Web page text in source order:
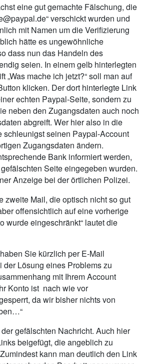
eine gut gemachte Fälschung, die
“ verschickt wurden und
mit Namen um die Verifizierung
hätte es ungewöhnliche
dass nun das Handeln des
seien. In einem gelb hinterlegten
„Was mache ich jetzt?“ soll man auf
klicken. Der dort hinterlegte Link
echten Paypal-Seite, sondern zu
neben den Zugangsdaten auch noch
abgreift. Wer hier also in die
schleunigst seinen Paypal-Account
Zugangsdaten ändern.
Bank informiert werden,
Seite eingegeben wurden.
Anzeige bei der örtlichen Polizei.
zweite Mail, die optisch nicht so gut
offensichtlich auf eine vorherige
wurde eingeschränkt“ lautet die
Sie kürzlich per E-Mail
der Lösung eines Problems zu
mit Ihrem Account
Konto ist nach wie vor
da wir bisher nichts von
gefälschten Nachricht. Auch hier
beigefügt, die angeblich zu
kann man deutlich den Link